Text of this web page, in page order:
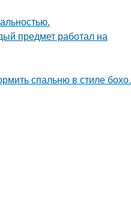
предмет работал на
спальню в стиле бохо.